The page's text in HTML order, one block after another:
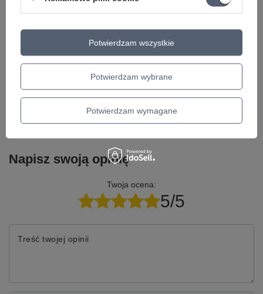
Do czego służy lampa 12AU7 EH?
Czy lampa 12AU7 EH jest kompatybilna z innymi modelami?
Jakie są zalety używania lampy 12AU7 EH?
Jak wpływa lampa 12AU7 EH na brzmienie wzmacniacza?
Potrzebujesz pomocy? Masz pytania?
Zadaj pytanie a my odpowiemy niezwłocznie,
najciekawsze pytania i odpowiedzi publikując
Zadaj pytanie
Napisz swoją opinię
Twoja ocena:
5/5
Treść twojej opinii
Potwierdzam wybrane
Potwierdzam wymagane
Potwierdzam wszystkie